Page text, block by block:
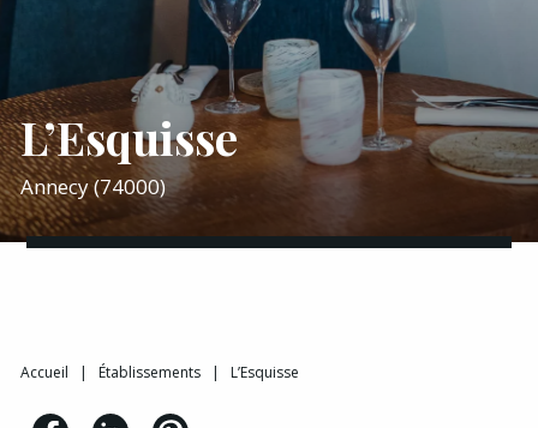
L’Esquisse
Annecy (74000)
Accueil | Établissements | L’Esquisse